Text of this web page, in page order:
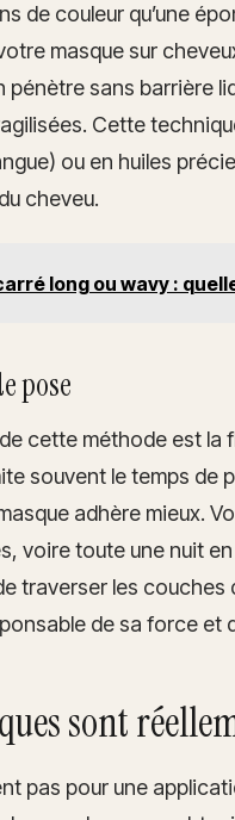
de couleur qu’une
masque sur
pénètre sans barrière
Cette
ou en huiles
cheveu.
long ou wavy :
pose
cette méthode est la
souvent le temps de
adhère mieux.
voire toute une nuit
traverser les
de sa force et
sont
pas pour une